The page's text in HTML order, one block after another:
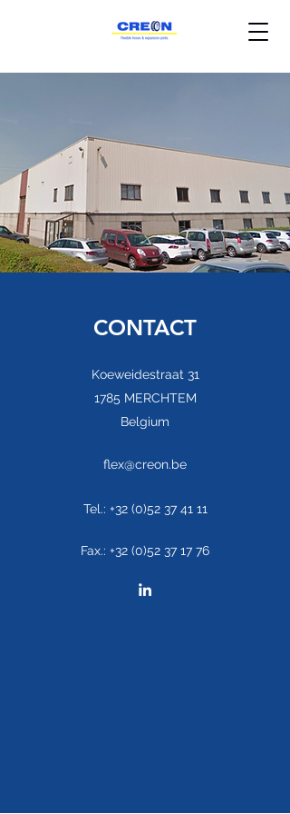
CONTACT
Koeweidestraat 31
1785 MERCHTEM
Belgium
flex@creon.be
Tel.: +32 (0)52 37 41 11
Fax.: +32 (0)52 37 17 76